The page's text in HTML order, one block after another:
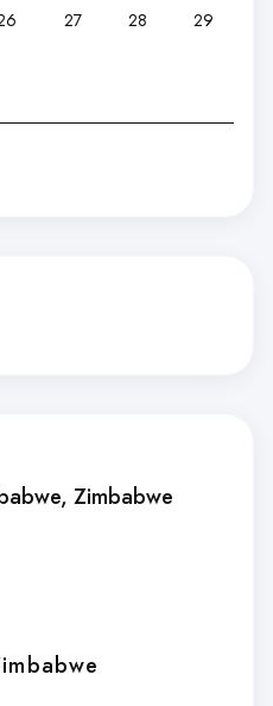
27 28 29
, Zimbabwe